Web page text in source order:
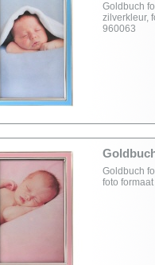
Goldbuch
zilverkleur,
960063
Goldbuch
foto